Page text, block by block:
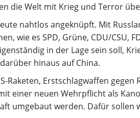
die Welt mit Krieg und Terror
nahtlos angeknüpft. Mit
wie es SPD, Grüne, CDU/CSU,
in der Lage sein soll,
hinaus auf China.
Raketen, Erstschlagwaffen
einer neuen Wehrpflicht als
umgebaut werden. Dafür sollen